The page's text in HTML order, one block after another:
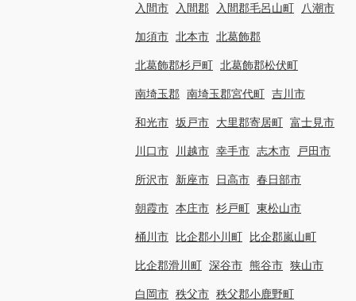
入間市 入間郡 入間郡毛呂山町 八潮市
加須市 北本市 北葛飾郡
北葛飾郡杉戸町 北葛飾郡松伏町
南埼玉郡 南埼玉郡宮代町 吉川市
和光市 坂戸市 大里郡寄居町 富士見市
川口市 川越市 幸手市 志木市 戸田市
所沢市 新座市 日高市 春日部市
朝霞市 本庄市 杉戸町 東松山市
桶川市 比企郡小川町 比企郡嵐山町
比企郡滑川町 深谷市 熊谷市 狭山市
白岡市 秩父市 秩父郡小鹿野町